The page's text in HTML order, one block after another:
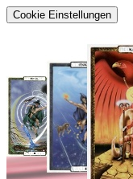
Cookie Einstellungen